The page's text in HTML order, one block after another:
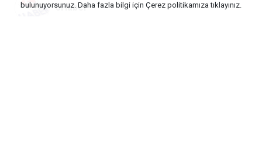
5Haber
bulunuyorsunuz. Daha fazla bilgi için Çerez politikamıza tıklayınız.